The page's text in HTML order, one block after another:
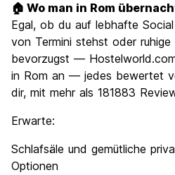
🏠 Wo man in Rom
Egal, ob du auf lebhafte
von Termini stehst oder
bevorzugst —
in Rom an — jedes bewertet
dir, mit mehr als 181883
Erwarte:
Schlafsäle und gemütliche
Optionen